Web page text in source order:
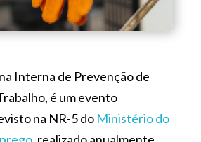
Interna de Prevenção de
é um evento
na NR-5 do Ministério do